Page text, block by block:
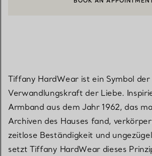
EINEN KUNDENBERATER
Tiffany HardWear ist ein Symbol der
Verwandlungskraft der Liebe.
Armband aus dem Jahr 1962, das
Archiven des Hauses fand,
zeitlose Beständigkeit und
setzt Tiffany HardWear dieses